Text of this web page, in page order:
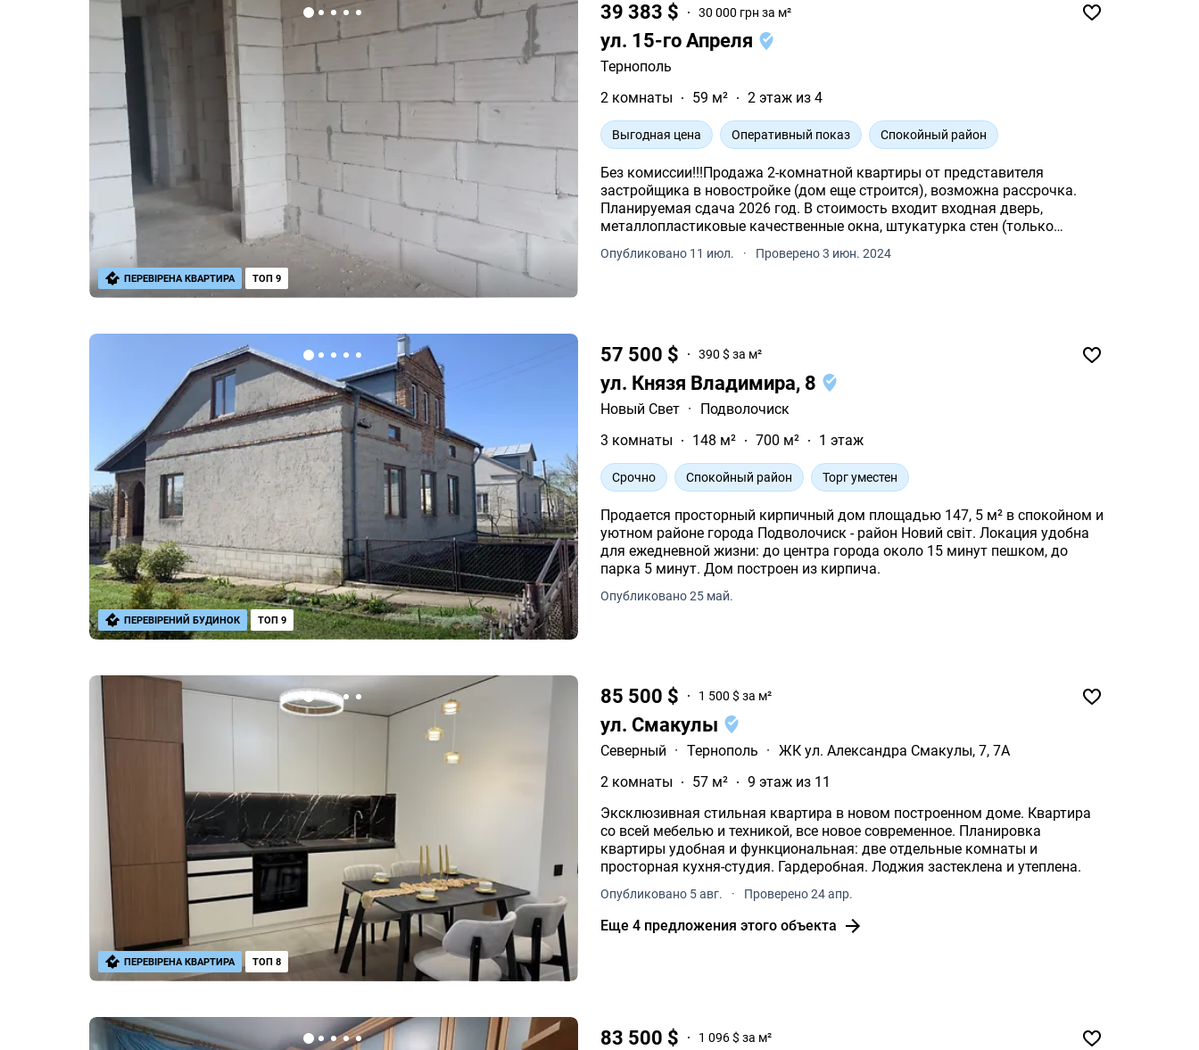
39 383 $ 30 000 грн за м²
ул. 15-го Апреля
Тернополь
2 комнаты
59 м² 2 этаж из 4
Выгодная цена Оперативный показ Спокойный район
Без комиссии!!!Продажа 2-комнатной квартиры от представителя
застройщика в новостройке (дом еще строится), возможна рассрочка.
Планируемая сдача 2026 год. В стоимость входит входная дверь,
металлопластиковые качественные окна, штукатурка стен (только
кирпич), счетчики. Больше деталей по телефону.
Опубликовано 11 июл. · Проверено 3 июн. 2024
ПЕРЕВІРЕНА КВАРТИРА ТОП 9
57 500 $ 390 $ за м²
ул. Князя Владимира, 8
Новый Свет ·
Подволочиск
3 комнаты
148 м² 700 м² 1 этаж
Срочно Спокойный район Торг уместен
Продается просторный кирпичный дом площадью 147, 5 м² в спокойном и
уютном районе города Подволочиск - район Новий світ. Локация удобна
для ежедневной жизни: до центра города около 15 минут пешком, до
парка 5 минут. Дом построен из кирпича.
Опубликовано 25 май.
ПЕРЕВІРЕНИЙ БУДИНОК ТОП 9
85 500 $ 1 500 $ за м²
ул. Смакулы
Северный · Тернополь · ЖК ул. Александра Смакулы, 7, 7А
2 комнаты
57 м²
9 этаж из 11
Эксклюзивная стильная квартира в новом построенном доме. Квартира
со всей мебелью и техникой, все новое современное. Планировка
квартиры удобная и функциональная: две отдельные комнаты и
просторная кухня-студия. Гардеробная. Лоджия застеклена и утеплена.
Опубликовано 5 авг. · Проверено 24 апр.
Еще 4 предложения этого объекта
ПЕРЕВІРЕНА КВАРТИРА ТОП 8
83 500 $ 1 096 $ за м²